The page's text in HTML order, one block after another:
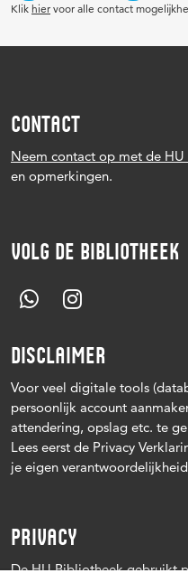
Klik hier voor alle contact
CONTACT
Neem contact op met de
en opmerkingen.
VOLG DE BIBLIOTHEEK
DISCLAIMER
Voor veel digitale tools
persoonlijk account
attendering, opslag etc. te
Lees eerst de Privacy
je eigen
PRIVACY
De HU Bibliotheek gebruikt